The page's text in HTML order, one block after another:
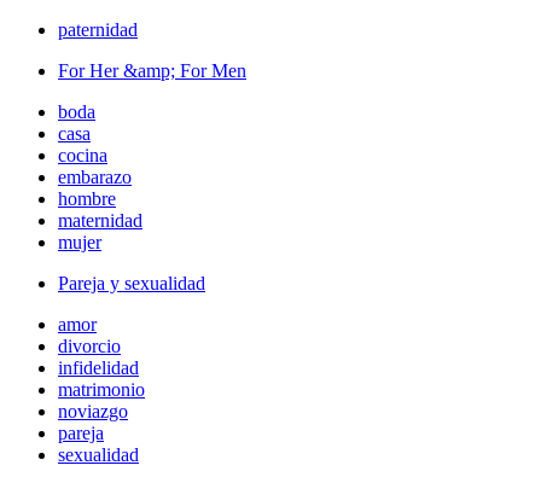
paternidad
For Her &amp; For Men
boda
casa
cocina
embarazo
hombre
maternidad
mujer
Pareja y sexualidad
amor
divorcio
infidelidad
matrimonio
noviazgo
pareja
sexualidad